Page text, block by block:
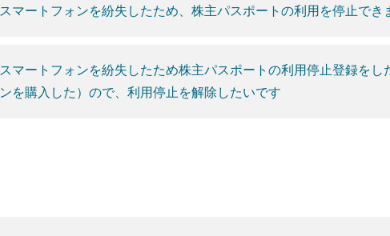
スマートフォンを紛失したため、株主パスポートの利用を停止でき
スマートフォンを紛失したため株主パスポートの利用停止登録を
ンを購入した）ので、利用停止を解除したいです